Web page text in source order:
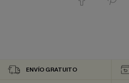
ENVÍO GRATUITO